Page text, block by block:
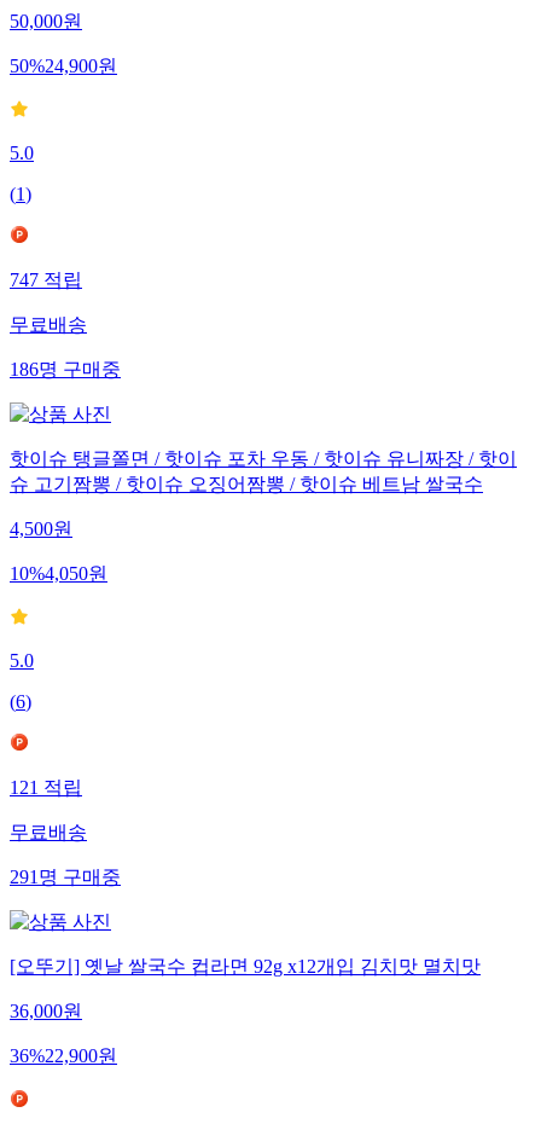
50,000원
50%24,900원
5.0
(1)
747적립
무료배송
186명구매중
핫이슈 탱글쫄면 / 핫이슈 포차 우동 / 핫이슈 유니짜장 / 핫이
슈 고기짬뽕 / 핫이슈 오징어짬뽕 / 핫이슈 베트남 쌀국수
4,500원
10%4,050원
5.0
(6)
121적립
무료배송
291명구매중
[오뚜기] 옛날 쌀국수 컵라면 92g x12개입 김치맛 멸치맛
36,000원
36%22,900원